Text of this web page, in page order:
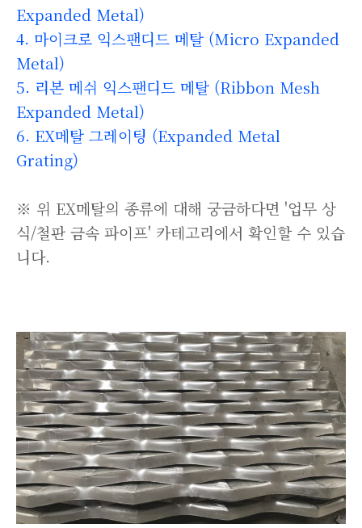
Expanded Metal)
4. 마이크로 익스팬디드 메탈 (Micro Expanded
Metal)
5. 리본 메쉬 익스팬디드 메탈 (Ribbon Mesh
Expanded Metal)
6. EX메탈 그레이팅 (Expanded Metal
Grating)
※ 위 EX메탈의 종류에 대해 궁금하다면 '업무 상
식/철판 금속 파이프' 카테고리에서 확인할 수 있습
니다.